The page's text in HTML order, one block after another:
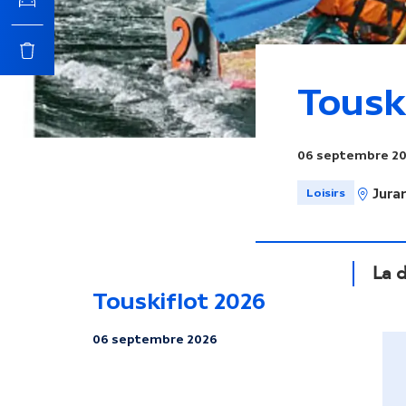
c
i
p
06 septembre
Loisirs
Touskiflot 2026
06 septembre 2026
La